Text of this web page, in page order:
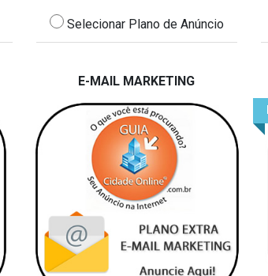
Selecionar Plano de Anúncio
E-MAIL MARKETING